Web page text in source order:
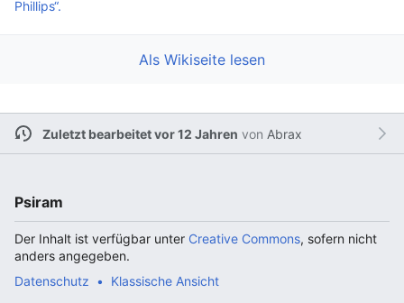
Phillips“.
Als Wikiseite lesen
Zuletzt bearbeitet vor 12 Jahren von Abrax
Psiram
Der Inhalt ist verfügbar unter Creative Commons, sofern nicht
anders angegeben.
Datenschutz
Klassische Ansicht